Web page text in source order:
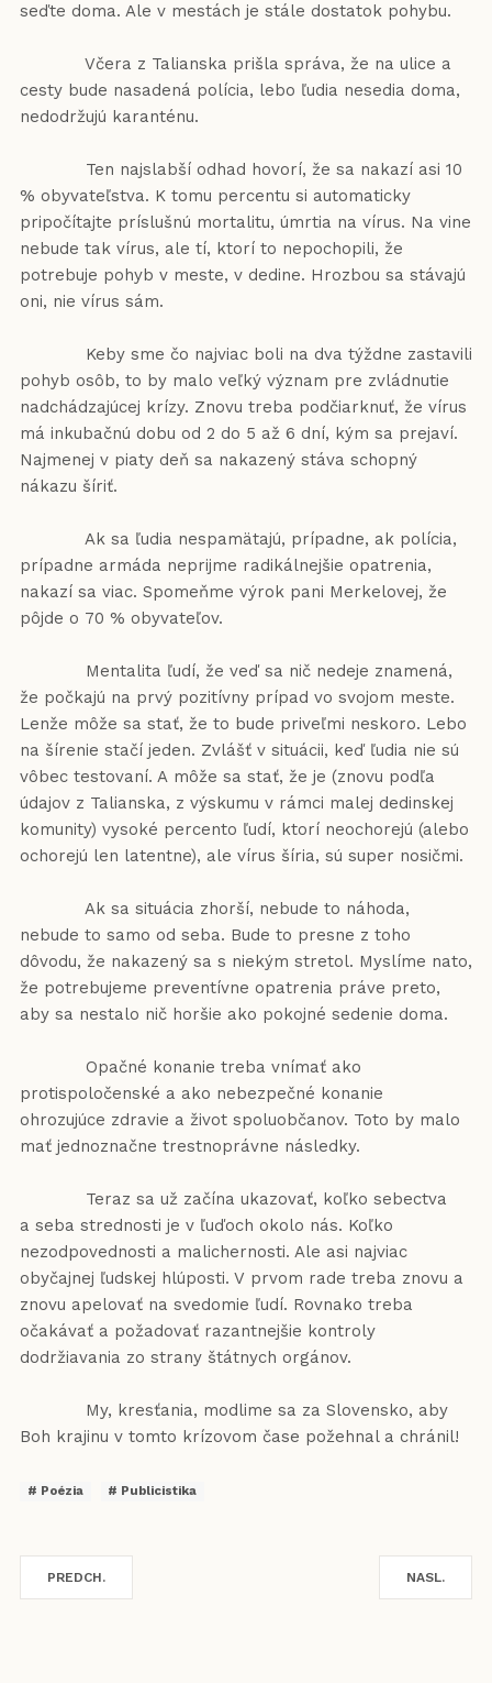
seďte doma. Ale v mestách je stále dostatok pohybu.
Včera z Talianska prišla správa, že na ulice a
cesty bude nasadená polícia, lebo ľudia nesedia doma,
nedodržujú karanténu.
Ten najslabší odhad hovorí, že sa nakazí asi 10
% obyvateľstva. K tomu percentu si automaticky
pripočítajte príslušnú mortalitu, úmrtia na vírus. Na vine
nebude tak vírus, ale tí, ktorí to nepochopili, že
potrebuje pohyb v meste, v dedine. Hrozbou sa stávajú
oni, nie vírus sám.
Keby sme čo najviac boli na dva týždne zastavili
pohyb osôb, to by malo veľký význam pre zvládnutie
nadchádzajúcej krízy. Znovu treba podčiarknuť, že vírus
má inkubačnú dobu od 2 do 5 až 6 dní, kým sa prejaví.
Najmenej v piaty deň sa nakazený stáva schopný
nákazu šíriť.
Ak sa ľudia nespamätajú, prípadne, ak polícia,
prípadne armáda neprijme radikálnejšie opatrenia,
nakazí sa viac. Spomeňme výrok pani Merkelovej, že
pôjde o 70 % obyvateľov.
Mentalita ľudí, že veď sa nič nedeje znamená,
že počkajú na prvý pozitívny prípad vo svojom meste.
Lenže môže sa stať, že to bude priveľmi neskoro. Lebo
na šírenie stačí jeden. Zvlášť v situácii, keď ľudia nie sú
vôbec testovaní. A môže sa stať, že je (znovu podľa
údajov z Talianska, z výskumu v rámci malej dedinskej
komunity) vysoké percento ľudí, ktorí neochorejú (alebo
ochorejú len latentne), ale vírus šíria, sú super nosičmi.
Ak sa situácia zhorší, nebude to náhoda,
nebude to samo od seba. Bude to presne z toho
dôvodu, že nakazený sa s niekým stretol. Myslíme nato,
že potrebujeme preventívne opatrenia práve preto,
aby sa nestalo nič horšie ako pokojné sedenie doma.
Opačné konanie treba vnímať ako
protispoločenské a ako nebezpečné konanie
ohrozujúce zdravie a život spoluobčanov. Toto by malo
mať jednoznačne trestnoprávne následky.
Teraz sa už začína ukazovať, koľko sebectva
a seba strednosti je v ľuďoch okolo nás. Koľko
nezodpovednosti a malichernosti. Ale asi najviac
obyčajnej ľudskej hlúposti. V prvom rade treba znovu a
znovu apelovať na svedomie ľudí. Rovnako treba
očakávať a požadovať razantnejšie kontroly
dodržiavania zo strany štátnych orgánov.
My, kresťania, modlime sa za Slovensko, aby
Boh krajinu v tomto krízovom čase požehnal a chránil!
Poézia Publicistika
PREDCH. NASL.